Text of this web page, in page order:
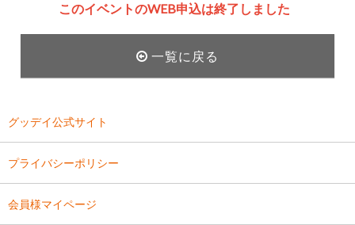
このイベントのWEB申込は終了しました
一覧に戻る
グッデイ公式サイト
プライバシーポリシー
会員様マイページ